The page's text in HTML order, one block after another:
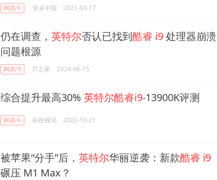
网易号 安卓中国 2021-03-17
仍在调查， 英特尔否认已找到酷睿 i9处理器崩溃
问题根源
网易号 IT之家 2024-06-15
综合提升最高30% 英特尔酷睿i9-13900K评测
网易号 科技视讯 2022-10-21
被苹果“分手”后， 英特尔华丽逆袭：新款酷睿 i9
碾压 M1 Max？